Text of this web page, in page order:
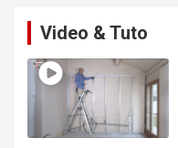
Video & Tuto